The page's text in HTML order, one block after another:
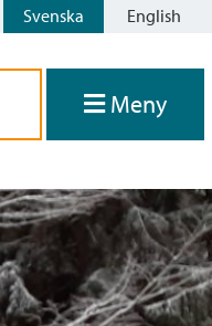
Svenska English
Meny